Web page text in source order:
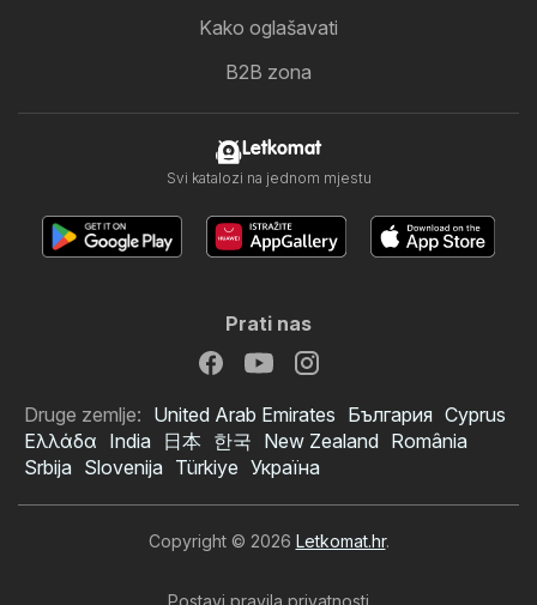
Kako oglašavati
B2B zona
Letkomat
Svi katalozi na jednom mjestu
Prati nas
Druge zemlje: United Arab Emirates България Cyprus
Ελλάδα India 日本 한국 New Zealand România
Srbija Slovenija Türkiye Україна
Copyright © 2026 Letkomat.hr.